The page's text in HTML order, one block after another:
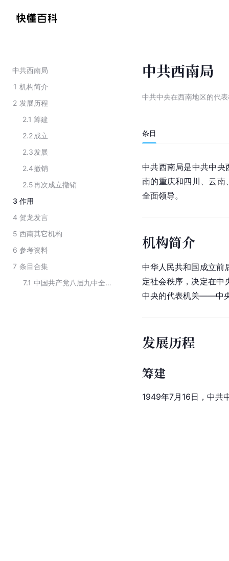
中共西南局
1 机构简介
2 发展历程
2.1 筹建
2.2 成立
2.3发展
2.4撤销
2.5再次成立撤销
3 作用
4 贺龙发言
5 西南其它机构
6 参考资料
7 条目合集
7.1
中国共产党八届九中全会批准成立的六个中央局
中共西南局
中共中央在西南地区的代
条目
中共西南局是中共中央
南的重庆和四川 、云南
全面领导。
机构简介
中华人民共和国成立前
定社会秩序，决定在中
中央的代表机关——中
发展历程
筹建
1949年7月16日，中共